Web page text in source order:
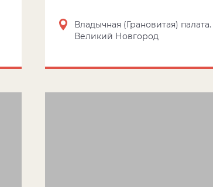
Владычная (Грановитая) палата.
Великий Новгород